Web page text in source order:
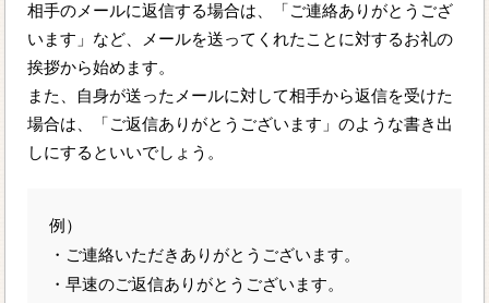
相手のメールに返信する場合は、「ご連絡ありがとうござ
います」など、メールを送ってくれたことに対するお礼の
挨拶から始めます。
また、自身が送ったメールに対して相手から返信を受けた
場合は、「ご返信ありがとうございます」のような書き出
しにするといいでしょう。
例）
・ご連絡いただきありがとうございます。
・早速のご返信ありがとうございます。